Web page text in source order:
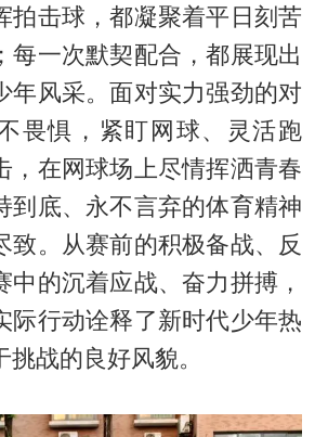
拍击球，都凝聚着平日刻苦
每一次默契配合，都展现出
年风采。面对实力强劲的对
畏惧，紧盯网球、灵活跑
，在网球场上尽情挥洒青春
到底、永不言弃的体育精神
致。从赛前的积极备战、反
中的沉着应战、奋力拼搏，
际行动诠释了新时代少年热
战的良好风貌。